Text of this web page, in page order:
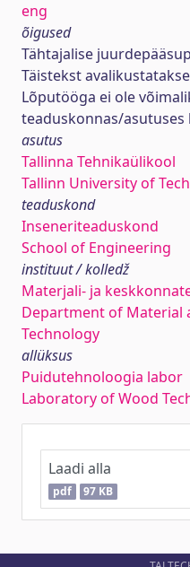
eng
õigused
Tähtajalise
Täistekst
Lõputööga ei ole
teaduskonnas/asutuses
asutus
Tallinna Tehnikaülikool
Tallinn University of
teaduskond
Inseneriteaduskond
School of Engineering
instituut / kolledž
Materjali- ja
Department of Material
Technology
allüksus
Puidutehnoloogia labor
Laboratory of Wood
Laadi alla
pdf 97 KB